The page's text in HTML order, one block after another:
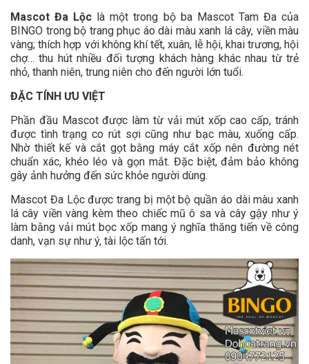
Mascot Đa Lộc là một trong bộ ba Mascot Tam Đa của
BINGO trong bộ trang phục áo dài màu xanh lá cây, viền màu
vàng; thích hợp với không khí tết, xuân, lễ hội, khai trương, hội
chợ… thu hút nhiều đối tượng khách hàng khác nhau từ trẻ
nhỏ, thanh niên, trung niên cho đến người lớn tuổi.
ĐẶC TÍNH ƯU VIỆT
Phần đầu Mascot được làm từ vải mút xốp cao cấp, tránh
được tình trạng co rút sợi cũng như bạc màu, xuống cấp.
Nhờ thiết kế và cắt gọt bằng máy cắt xốp nên đường nét
chuẩn xác, khéo léo và gọn mắt. Đặc biệt, đảm bảo không
gây ảnh hưởng đến sức khỏe người dùng.
Mascot Đa Lộc được trang bị một bộ quần áo dài màu xanh
lá cây viền vàng kèm theo chiếc mũ ô sa và cây gậy như ý
làm bằng vải mút bọc xốp mang ý nghĩa thăng tiến về công
danh, vạn sự như ý, tài lộc tấn tới.